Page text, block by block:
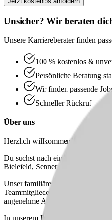
Unsicher? Wir beraten
Unsere Karriereberater finden
100 % kostenlos &
Persönliche Beratung
Wir finden passende
Schneller Rückruf
Über uns
Herzlich willkommen bei uns in ...
Du suchst nach einer neuen
Bielefeld, Senner Sennestadt,
Unser familiäres Team setzt sich
Teammitglieder wohlfühlen und
angenehme Arbeitsklima, das wir
In unserem Einzugsgebiet sorgen